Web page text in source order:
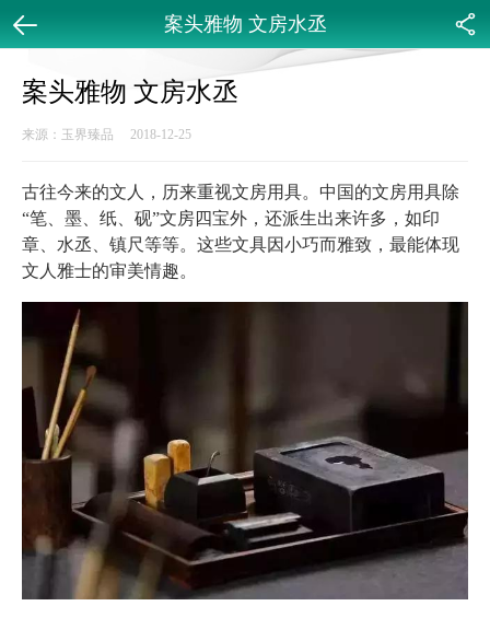
案头雅物 文房水丞
案头雅物 文房水丞
来源：玉界臻品 2018-12-25
古往今来的文人，历来重视文房用具。中国的文房用具除
“笔、墨、纸、砚”文房四宝外，还派生出来许多，如印
章、水丞、镇尺等等。这些文具因小巧而雅致，最能体现
文人雅士的审美情趣。